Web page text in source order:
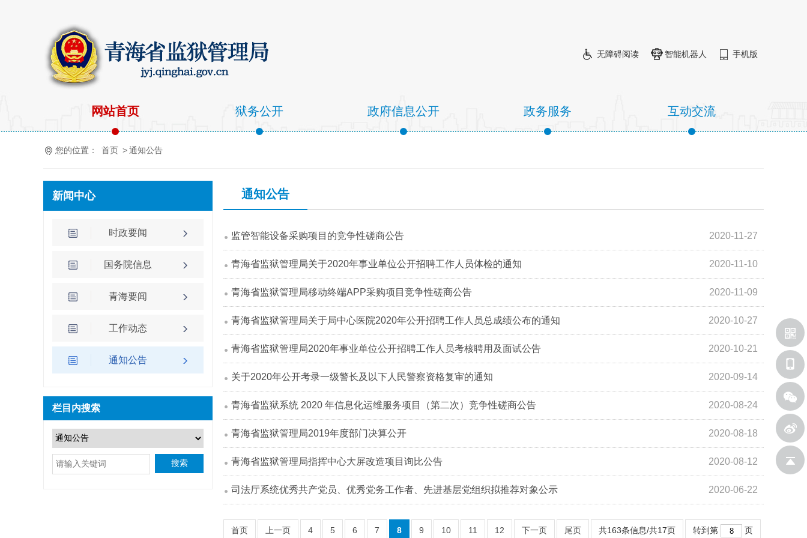
无障碍阅读 智能机器人 手机版
网站首页 狱务公开 政府信息公开 政务服务 互动交流
您的位置： 首页 >通知公告
新闻中心
时政要闻
国务院信息
青海要闻
工作动态
通知公告
栏目内搜索
搜索
通知公告
2020-11-27
监管智能设备采购项目的竞争性磋商公告
2020-11-10
青海省监狱管理局关于2020年事业单位公开招聘工作人员体检的通知
2020-11-09
青海省监狱管理局移动终端APP采购项目竞争性磋商公告
2020-10-27
青海省监狱管理局关于局中心医院2020年公开招聘工作人员总成绩公布的通知
2020-10-21
青海省监狱管理局2020年事业单位公开招聘工作人员考核聘用及面试公告
2020-09-14
关于2020年公开考录一级警长及以下人民警察资格复审的通知
2020-08-24
青海省监狱系统 2020 年信息化运维服务项目（第二次）竞争性磋商公告
2020-08-18
青海省监狱管理局2019年度部门决算公开
2020-08-12
青海省监狱管理局指挥中心大屏改造项目询比公告
2020-06-22
司法厅系统优秀共产党员、优秀党务工作者、先进基层党组织拟推荐对象公示
首页 上一页 4 5 6 7 8 9 10 11 12 下一页 尾页 共163条信息/共17页 转到第 页
新浪微